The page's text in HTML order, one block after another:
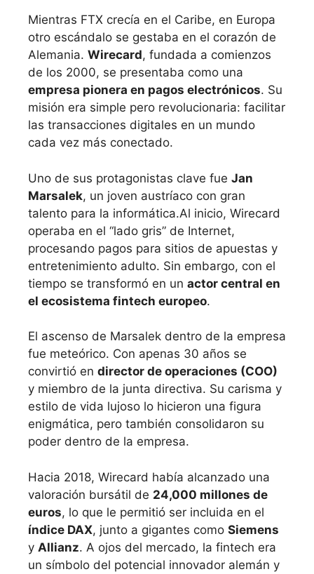
Mientras FTX crecía en el Caribe, en Europa
otro escándalo se gestaba en el corazón de
Alemania. Wirecard, fundada a comienzos
de los 2000, se presentaba como una
empresa pionera en pagos electrónicos. Su
misión era simple pero revolucionaria: facilitar
las transacciones digitales en un mundo
cada vez más conectado.
Uno de sus protagonistas clave fue Jan
Marsalek, un joven austríaco con gran
talento para la informática.Al inicio, Wirecard
operaba en el “lado gris” de Internet,
procesando pagos para sitios de apuestas y
entretenimiento adulto. Sin embargo, con el
tiempo se transformó en un actor central en
el ecosistema fintech europeo.
El ascenso de Marsalek dentro de la empresa
fue meteórico. Con apenas 30 años se
convirtió en director de operaciones (COO)
y miembro de la junta directiva. Su carisma y
estilo de vida lujoso lo hicieron una figura
enigmática, pero también consolidaron su
poder dentro de la empresa.
Hacia 2018, Wirecard había alcanzado una
valoración bursátil de 24,000 millones de
euros, lo que le permitió ser incluida en el
índice DAX, junto a gigantes como Siemens
y Allianz. A ojos del mercado, la fintech era
un símbolo del potencial innovador alemán y